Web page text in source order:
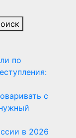
по
с
в 2026